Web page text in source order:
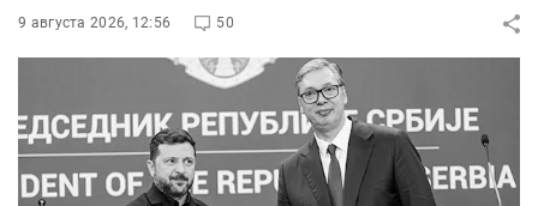
9 августа 2026, 12:56 50